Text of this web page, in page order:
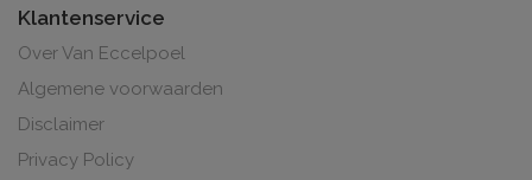
Klantenservice
Over Van Eccelpoel
Algemene voorwaarden
Disclaimer
Privacy Policy